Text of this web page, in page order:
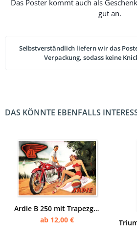
Das Poster kommt auch als
gut an.
Selbstverständlich liefern wir das
Verpackung, sodass keine
DAS KÖNNTE EBENFALLS
Ardie B 250 mit Trapezgabel Motorrad Poster Plakat
ab 12,00 €